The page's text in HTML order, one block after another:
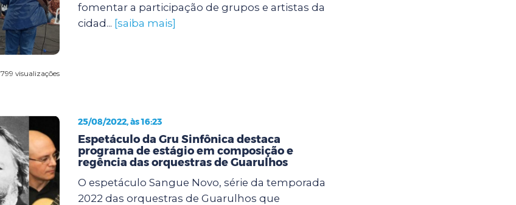
799 visualizações
fomentar a participação de grupos e artistas da
cidad... [saiba mais]
25/08/2022, às 16:23
Espetáculo da Gru Sinfônica destaca
programa de estágio em composição e
regência das orquestras de Guarulhos
O espetáculo Sangue Novo, série da temporada
2022 das orquestras de Guarulhos que